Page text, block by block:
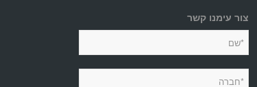
צור עימנו קשר